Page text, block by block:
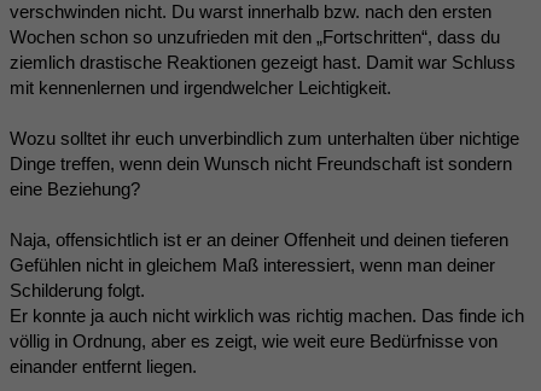
verschwinden nicht. Du warst innerhalb bzw. nach den ersten
Wochen schon so unzufrieden mit den „Fortschritten“, dass du
ziemlich drastische Reaktionen gezeigt hast. Damit war Schluss
mit kennenlernen und irgendwelcher Leichtigkeit.
Wozu solltet ihr euch unverbindlich zum unterhalten über nichtige
Dinge treffen, wenn dein Wunsch nicht Freundschaft ist sondern
eine Beziehung?
Naja, offensichtlich ist er an deiner Offenheit und deinen tieferen
Gefühlen nicht in gleichem Maß interessiert, wenn man deiner
Schilderung folgt.
Er konnte ja auch nicht wirklich was richtig machen. Das finde ich
völlig in Ordnung, aber es zeigt, wie weit eure Bedürfnisse von
einander entfernt liegen.